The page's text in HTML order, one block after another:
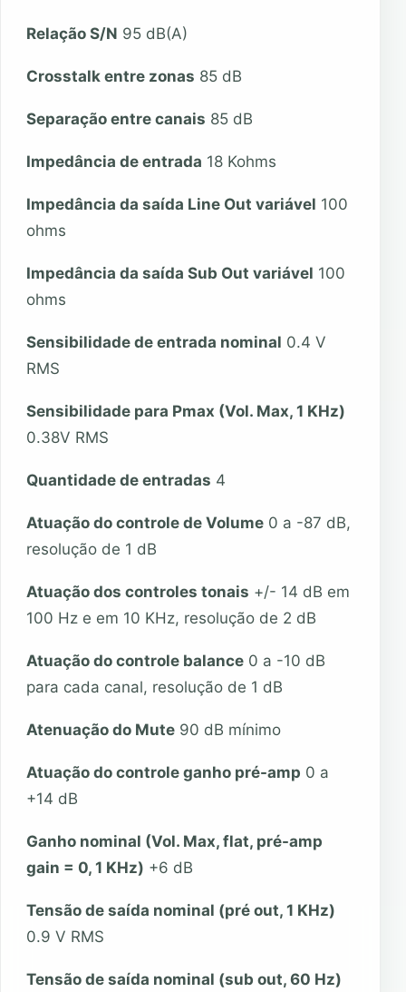
Relação S/N 95 dB(A)
Crosstalk entre zonas 85 dB
Separação entre canais 85 dB
Impedância de entrada 18 Kohms
Impedância da saída Line Out variável 100
ohms
Impedância da saída Sub Out variável 100
ohms
Sensibilidade de entrada nominal 0.4 V
RMS
Sensibilidade para Pmax (Vol. Max, 1 KHz)
0.38V RMS
Quantidade de entradas 4
Atuação do controle de Volume 0 a -87 dB,
resolução de 1 dB
Atuação dos controles tonais +/- 14 dB em
100 Hz e em 10 KHz, resolução de 2 dB
Atuação do controle balance 0 a -10 dB
para cada canal, resolução de 1 dB
Atenuação do Mute 90 dB mínimo
Atuação do controle ganho pré-amp 0 a
+14 dB
Ganho nominal (Vol. Max, flat, pré-amp
gain = 0, 1 KHz) +6 dB
Tensão de saída nominal (pré out, 1 KHz)
0.9 V RMS
Tensão de saída nominal (sub out, 60 Hz)